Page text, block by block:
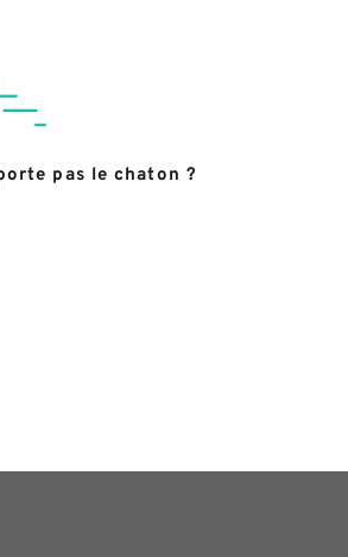
pas le chaton ?